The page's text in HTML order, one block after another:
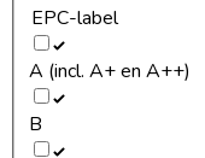
EPC-label
A (incl. A+ en A++)
B